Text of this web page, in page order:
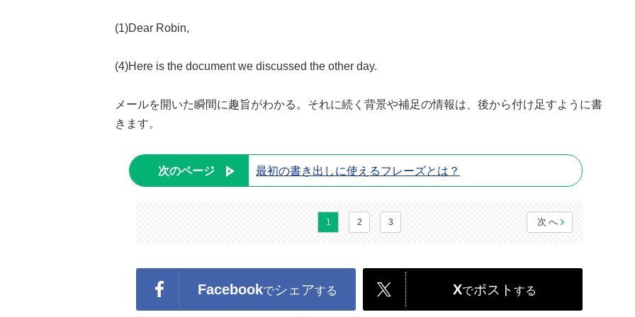
(1)Dear Robin,
(4)Here is the document we discussed the other day.
メールを開いた瞬間に趣旨がわかる。それに続く背景や補足の情報は、後から付け足すように書
きます。
次のページ 最初の書き出しに使えるフレーズとは？
1 2 3 次へ
Facebookでシェアする Xでポスト する